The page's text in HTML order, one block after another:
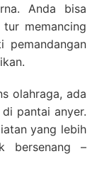
Anda bisa
memancing
olahraga, ada
pantai anyer.
yang lebih
bersenang –